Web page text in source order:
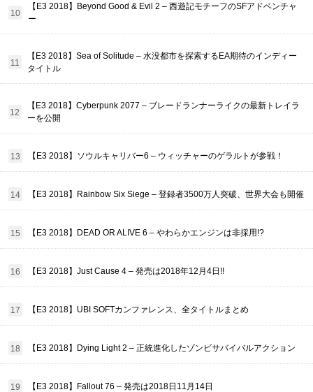
【E3 2018】Beyond Good & Evil 2 – 西遊記モチーフのSFアドベンチャ
ー
【E3 2018】Sea of Solitude – 水没都市を探索するEA期待のインディー
タイトル
【E3 2018】Cyberpunk 2077 – ブレードランナーライクの最新トレイラ
ーを公開
【E3 2018】ソウルキャリバー6 – ウィッチャーのゲラルトが参戦！
【E3 2018】Rainbow Six Siege – 登録者3500万人突破、世界大会も開催
【E3 2018】DEAD OR ALIVE 6 – やわらかエンジンは非採用!?
【E3 2018】Just Cause 4 – 発売は2018年12月4日!!
【E3 2018】UBI SOFTカンファレンス、全タイトルまとめ
【E3 2018】Dying Light 2 – 正統進化したゾンビサバイバルアクション
【E3 2018】Fallout 76 – 発売は2018日11月14日